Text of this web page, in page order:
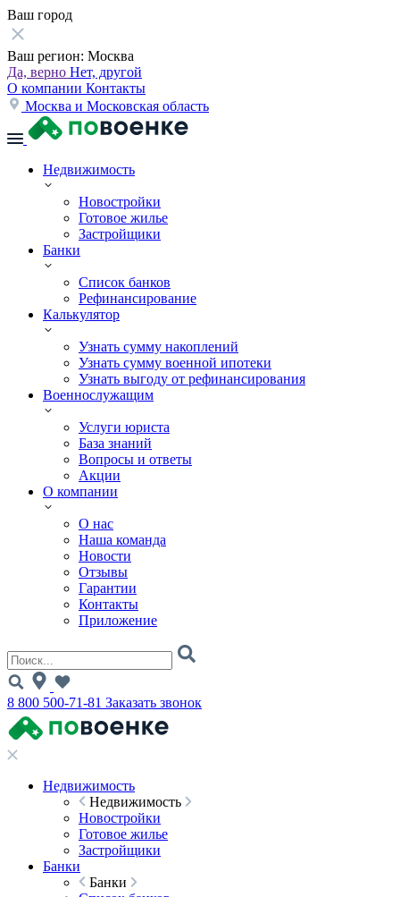
Ваш город
Ваш регион: Москва
Да, верно Нет, другой
О компании Контакты
Москва и Московская область
Недвижимость
Новостройки
Готовое жилье
Застройщики
Банки
Список банков
Рефинансирование
Калькулятор
Узнать сумму накоплений
Узнать сумму военной ипотеки
Узнать выгоду от рефинансирования
Военнослужащим
Услуги юриста
База знаний
Вопросы и ответы
Акции
О компании
О нас
Наша команда
Новости
Отзывы
Гарантии
Контакты
Приложение
8 800 500-71-81 Заказать звонок
Недвижимость
Недвижимость
Новостройки
Готовое жилье
Застройщики
Банки
Банки